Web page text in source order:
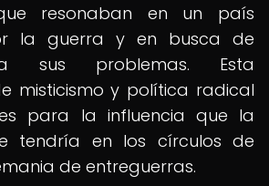
resonaban en un país
la guerra y en busca de
sus problemas. Esta
misticismo y política radical
para la influencia que la
tendría en los círculos de
de entreguerras.